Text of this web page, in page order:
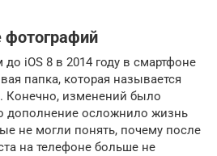
фотографий
iOS 8 в 2014 году в смартфоне
папка, которая называется
Конечно, изменений было
дополнение осложнило жизнь
не могли понять, почему после
на телефоне больше не